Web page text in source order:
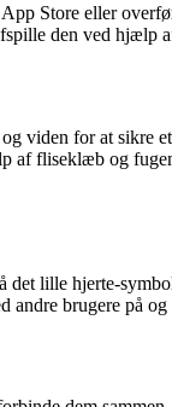
Store eller
den ved hjælp
viden for at
af fliseklæb og
det lille hjerte-
brugere på